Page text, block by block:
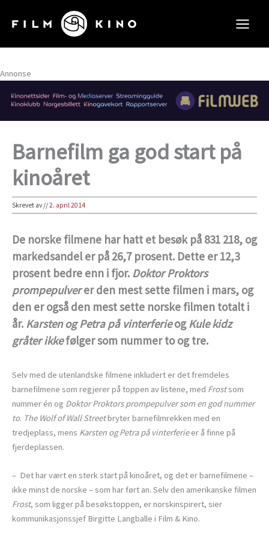
rett
innholdet
Annonse
Barnefilm ga god start på
kinoåret
Skrevet av//2. april 2014
De norske filmene har hatt et besøk på 831 218, og
markedsandel er på 26,7 prosent. Dette er 12,3
prosent bedre enn i fjor. Doktor Proktors
prompepulverer den mest sette filmen i mars, og
den er også den mest sette norske filmen totalt i
år. Karsten og Petra på vinterferieogKule kidz
gråter ikkefølger som nummer to og tre.
Selv med de utenlandske filmene inkludert er det fremdeles
barnefilmene som regjerer på toppen av listene, med Frostsom
nummer én og Doktor Proktors prompepulver som en god nummer
to. The Wolf of Wall Streetbryter barnefilmrekken med en
tredjeplass, mens Karsten og Petra på vinterferieer å finne på
fjerdeplassen.
– Det har vært en sterk start på kinoåret, og det er barnefilmene –
ikke minst de norske – som har ført an. Selv den amerikanske filmen
Frost, som ligger på besøkstoppen, er norskinspirert, sier
kommunikasjonssjef Birgitte Langballe i Film & Kino.